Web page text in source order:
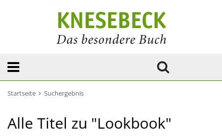
Startseite Suchergebnis
Alle Titel zu "Lookbook"